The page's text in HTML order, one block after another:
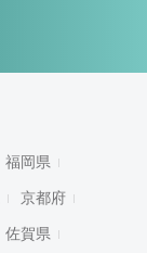
福岡県
京都府
佐賀県